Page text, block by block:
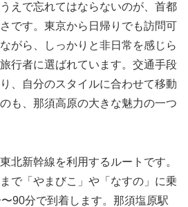
えで忘れてはならないのが、首都
です。東京から日帰りでも訪問可
がら、しっかりと非日常を感じら
行者に選ばれています。交通手段
、自分のスタイルに合わせて移動
も、那須高原の大きな魅力の一つ
北新幹線を利用するルートです。
で「やまびこ」や「なすの」に乗
90分で到着します。那須塩原駅